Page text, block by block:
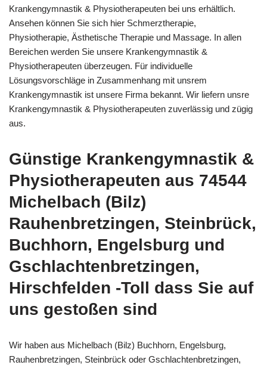
Krankengymnastik & Physiotherapeuten bei uns erhältlich.
Ansehen können Sie sich hier Schmerztherapie,
Physiotherapie, Ästhetische Therapie und Massage. In allen
Bereichen werden Sie unsere Krankengymnastik &
Physiotherapeuten überzeugen. Für individuelle
Lösungsvorschläge in Zusammenhang mit unsrem
Krankengymnastik ist unsere Firma bekannt. Wir liefern unsre
Krankengymnastik & Physiotherapeuten zuverlässig und zügig
aus.
Günstige Krankengymnastik &
Physiotherapeuten aus 74544
Michelbach (Bilz)
Rauhenbretzingen, Steinbrück,
Buchhorn, Engelsburg und
Gschlachtenbretzingen,
Hirschfelden -Toll dass Sie auf
uns gestoßen sind
Wir haben aus Michelbach (Bilz) Buchhorn, Engelsburg,
Rauhenbretzingen, Steinbrück oder Gschlachtenbretzingen,